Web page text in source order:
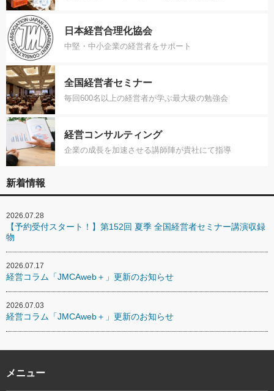
日本経営合理化協会
中堅・中小企業の経営者をサポート
全国経営者セミナー
毎回600名以上の経営者が学ぶ最大級の勉強会
経営コンサルティング
企業の成長を加速させる講師陣が貴社にて指導
新着情報
2026.07.28
【予約受付スタート！】第152回 夏季 全国経営者セミナー講演収録
物
2026.07.17
経営コラム「JMCAweb＋」更新のお知らせ
2026.07.03
経営コラム「JMCAweb＋」更新のお知らせ
メニュー